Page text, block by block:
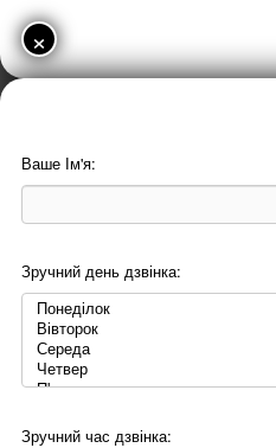
×
Ваше Ім'я:
Зручний день дзвінка:
Зручний час дзвінка: